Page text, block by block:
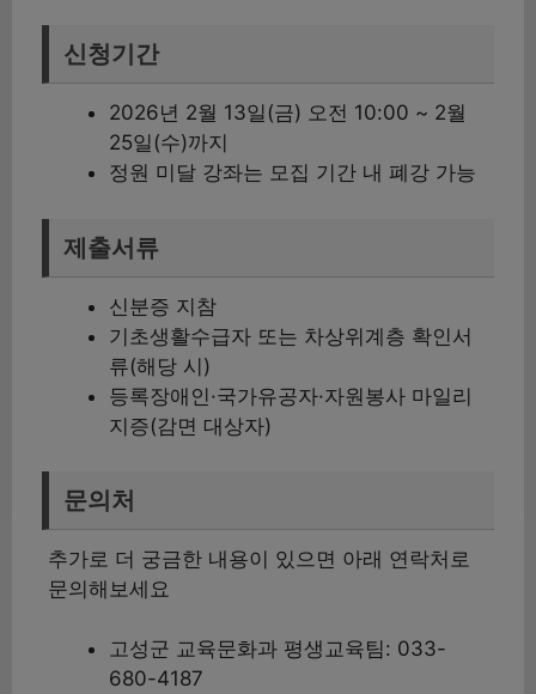
신청기간
2026년 2월 13일(금) 오전 10:00 ~ 2월
25일(수)까지
정원 미달 강좌는 모집 기간 내 폐강 가능
제출서류
신분증 지참
기초생활수급자 또는 차상위계층 확인서
류(해당 시)
등록장애인·국가유공자·자원봉사 마일리
지증(감면 대상자)
문의처
추가로 더 궁금한 내용이 있으면 아래 연락처로
문의해보세요
고성군 교육문화과 평생교육팀: 033-
680-4187